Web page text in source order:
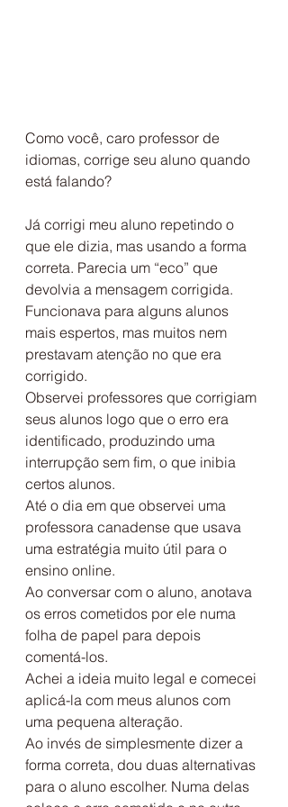
Como você, caro professor de
idiomas, corrige seu aluno quando
está falando?
Já corrigi meu aluno repetindo o
que ele dizia, mas usando a forma
correta. Parecia um “eco” que
devolvia a mensagem corrigida.
Funcionava para alguns alunos
mais espertos, mas muitos nem
prestavam atenção no que era
corrigido.
Observei professores que corrigiam
seus alunos logo que o erro era
identificado, produzindo uma
interrupção sem fim, o que inibia
certos alunos.
Até o dia em que observei uma
professora canadense que usava
uma estratégia muito útil para o
ensino online.
Ao conversar com o aluno, anotava
os erros cometidos por ele numa
folha de papel para depois
comentá-los.
Achei a ideia muito legal e comecei
aplicá-la com meus alunos com
uma pequena alteração.
Ao invés de simplesmente dizer a
forma correta, dou duas alternativas
para o aluno escolher. Numa delas